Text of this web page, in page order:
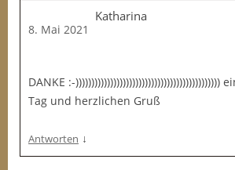
Katharina
8. Mai 2021
DANKE :-
Tag und herzlichen Gruß
Antworten ↓